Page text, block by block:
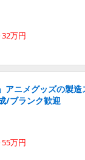
万円
アニメグッズの製
/ブランク歓迎
万円